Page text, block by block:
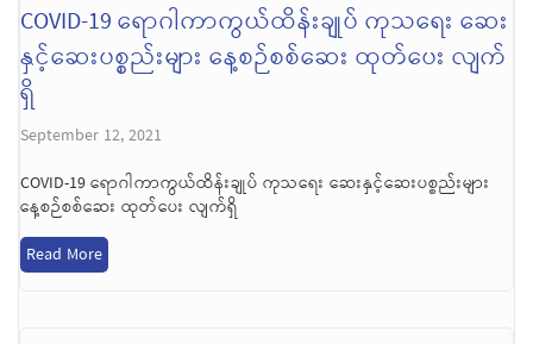
COVID-19 ရောဂါကာကွယ်ထိန်းချုပ် ကုသရေး ဆေး
နှင့်ဆေးပစ္စည်းများ နေ့စဉ်စစ်ဆေး ထုတ်ပေး လျက်
ရှိ
September 12, 2021
COVID-19 ရောဂါကာကွယ်ထိန်းချုပ် ကုသရေး ဆေးနှင့်ဆေးပစ္စည်းများ
နေ့စဉ်စစ်ဆေး ထုတ်ပေး လျက်ရှိ
Read More